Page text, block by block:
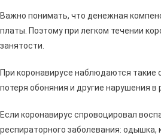
Важно понимать, что денежная
платы. Поэтому при легком течении
занятости.
При коронавирусе наблюдаются
потеря обоняния и другие нарушения в
Если коронавирус спровоцировал
респираторного заболевания: